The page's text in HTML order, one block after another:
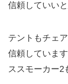
信頼していいと
テントもチェ
信頼していま
ススモーカー2